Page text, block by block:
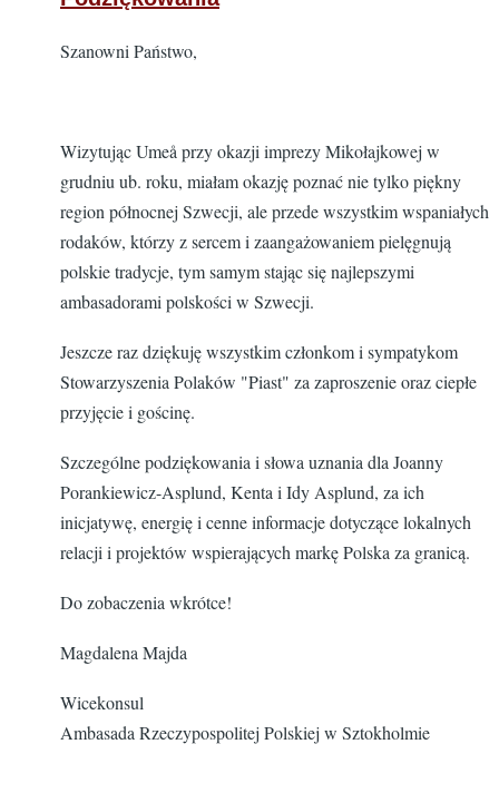
Szanowni Państwo,
Wizytując Umeå przy okazji imprezy Mikołajkowej w
grudniu ub. roku, miałam okazję poznać nie tylko piękny
region północnej Szwecji, ale przede wszystkim wspaniałych
rodaków, którzy z sercem i zaangażowaniem pielęgnują
polskie tradycje, tym samym stając się najlepszymi
ambasadorami polskości w Szwecji.
Jeszcze raz dziękuję wszystkim członkom i sympatykom
Stowarzyszenia Polaków "Piast" za zaproszenie oraz ciepłe
przyjęcie i gościnę.
Szczególne podziękowania i słowa uznania dla Joanny
Porankiewicz-Asplund, Kenta i Idy Asplund, za ich
inicjatywę, energię i cenne informacje dotyczące lokalnych
relacji i projektów wspierających markę Polska za granicą.
Do zobaczenia wkrótce!
Magdalena Majda
Wicekonsul
Ambasada Rzeczypospolitej Polskiej w Sztokholmie